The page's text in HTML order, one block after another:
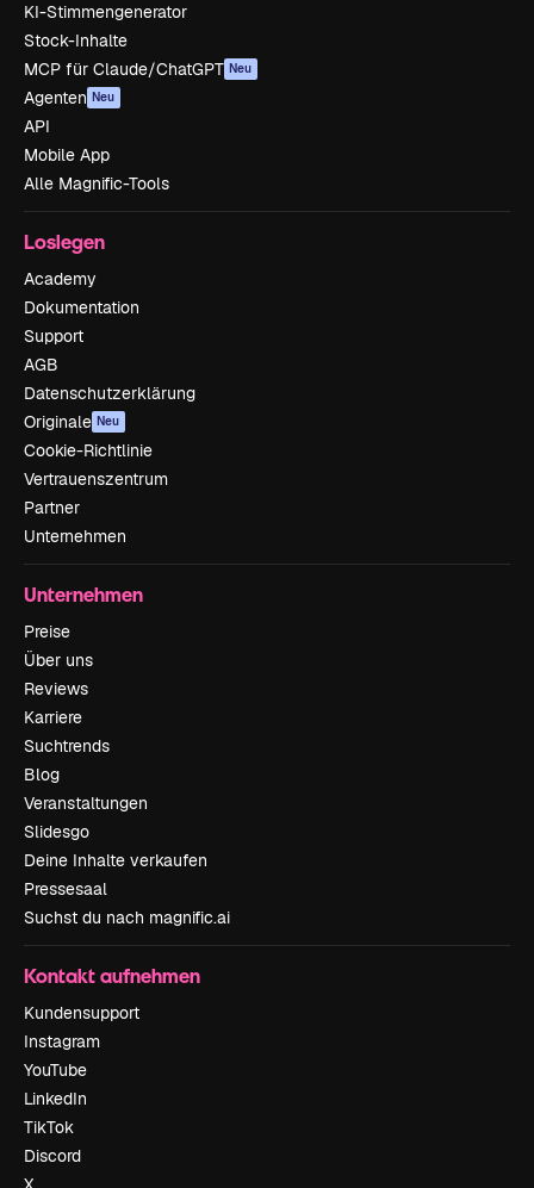
KI-Stimmengenerator
Stock-Inhalte
MCP für Claude/ChatGPT Neu
Agenten Neu
API
Mobile App
Alle Magnific-Tools
Loslegen
Academy
Dokumentation
Support
AGB
Datenschutzerklärung
Originale Neu
Cookie-Richtlinie
Vertrauenszentrum
Partner
Unternehmen
Unternehmen
Preise
Über uns
Reviews
Karriere
Suchtrends
Blog
Veranstaltungen
Slidesgo
Deine Inhalte verkaufen
Pressesaal
Suchst du nach magnific.ai
Kontakt aufnehmen
Kundensupport
Instagram
YouTube
LinkedIn
TikTok
Discord